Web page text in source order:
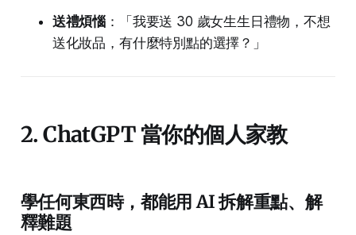
送禮煩惱 ：「我要送 30 歲女生生日禮物，不想
送化妝品，有什麼特別點的選擇？」
2. ChatGPT 當你的個人家教
學任何東西時，都能用 AI 拆解重點、解
釋難題